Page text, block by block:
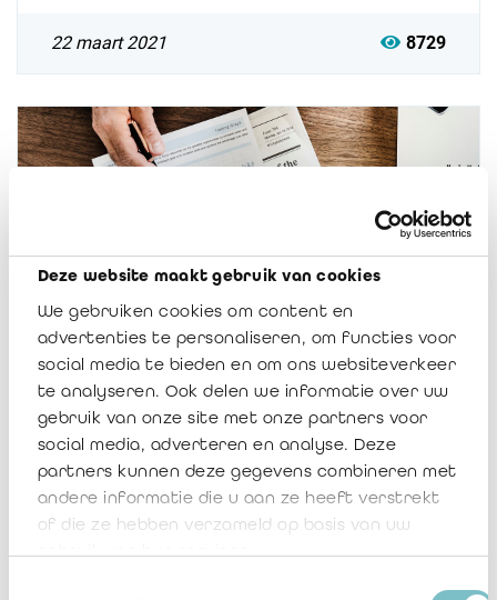
Deze website maakt gebruik van cookies
We gebruiken cookies om content en
advertenties te personaliseren, om functies voor
social media te bieden en om ons websiteverkeer
te analyseren. Ook delen we informatie over uw
gebruik van onze site met onze partners voor
social media, adverteren en analyse. Deze
partners kunnen deze gegevens combineren met
andere informatie die u aan ze heeft verstrekt
of die ze hebben verzameld op basis van uw
22 maart 2021 8729
Bericht IREFI 2021/02: Actualisering
modelverslagen prudentiële
rapportering
22 maart 2021 8912